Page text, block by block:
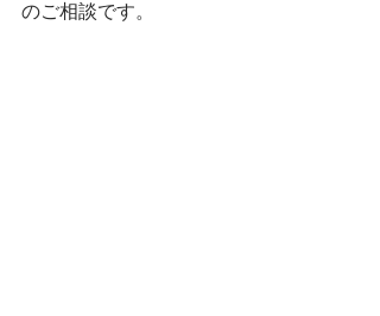
のご相談です。